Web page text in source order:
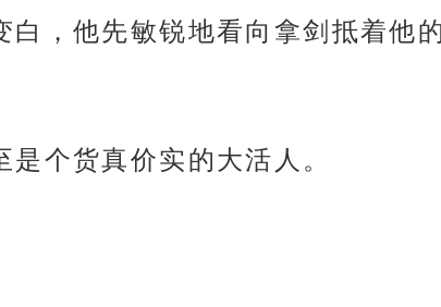
，他先敏锐地看向拿剑抵着他
个货真价实的大活人。